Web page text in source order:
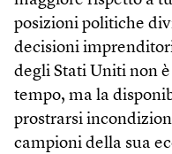
posizioni politiche
decisioni
degli Stati Uniti non
tempo, ma la
prostrarsi
campioni della sua